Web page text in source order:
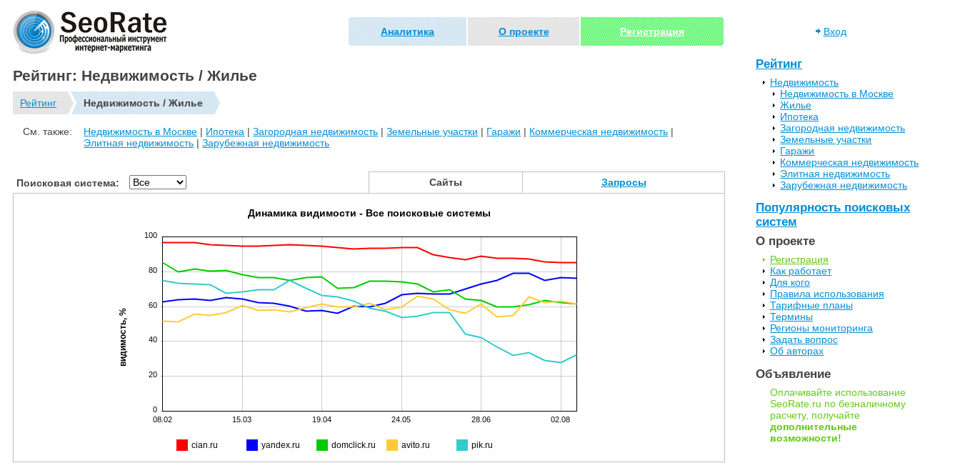
Аналитика О проекте Регистрация Вход
Рейтинг: Недвижимость / Жилье
Рейтинг Недвижимость / Жилье
См. также: Недвижимость в Москве | Ипотека |Загородная недвижимость |Земельные участки | Гаражи | Коммерческая недвижимость |
Элитная недвижимость |Зарубежная недвижимость
Поисковая система: Сайты Запросы
0
20
40
60
80
100
08.02 15.03 19.04 24.05 28.06 02.08
видимость, %
Динамика видимости - Все поисковые системы
cian.ru yandex.ru domclick.ru avito.ru pik.ru
Рейтинг
Недвижимость
Недвижимость в Москве
Жилье
Ипотека
Загородная недвижимость
Земельные участки
Гаражи
Коммерческая недвижимость
Элитная недвижимость
Зарубежная недвижимость
Популярность поисковых
систем
О проекте
Регистрация
Как работает
Для кого
Правила использования
Тарифные планы
Термины
Регионы мониторинга
Задать вопрос
Об авторах
Объявление
Оплачивайте использование
SeoRate.ru по безналичному
расчету, получайте
дополнительные
возможности!